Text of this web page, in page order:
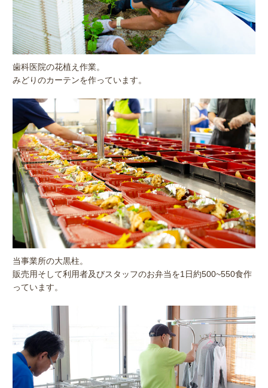
歯科医院の花植え作業。
みどりのカーテンを作っています。
当事業所の大黒柱。
販売用そして利用者及びスタッフのお弁当を1日約500~550食作
っています。